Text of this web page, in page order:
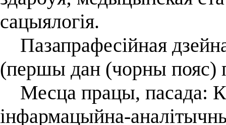
сацыялогія.
Пазапрафесійная
(першы дан (чорны пояс)
Месца працы, пасада:
інфармацыйна-